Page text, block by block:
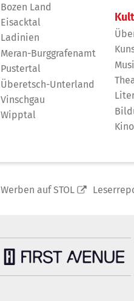
Bozen Land
Eisacktal
Ladinien
Meran-Burggrafenamt
Pustertal
Überetsch-Unterland
Vinschgau
Wipptal
Werben auf STOL